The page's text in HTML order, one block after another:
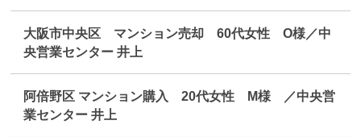
大阪市中央区 マンション売却 60代女性 O様／中
央営業センター 井上
阿倍野区 マンション購入 20代女性 M様 ／中央営
業センター 井上